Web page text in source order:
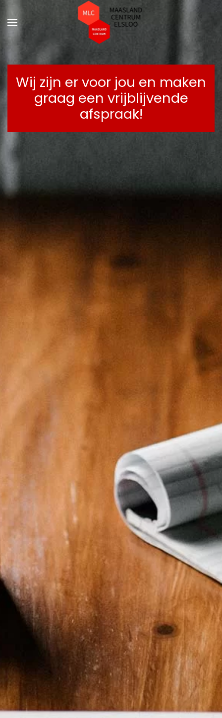
Terug naar hoofdinhoud
Wij zijn er voor jou en maken
graag een vrijblijvende
afspraak!